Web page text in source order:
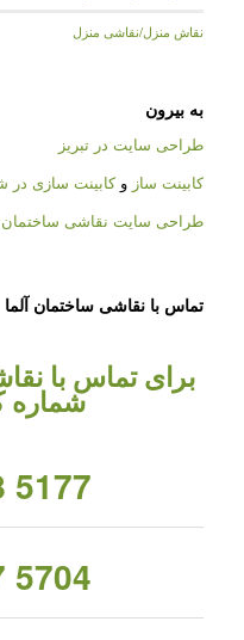
نقاش منزل/نقاشی منزل
به بیرون
طراحی سایت در تبریز
کابینت ساز وکابینت سازی در
طراحی سایت نقاشی ساختمان
تماس با نقاشی ساختمان آلما
برای تماس با
شماره
5177
5704